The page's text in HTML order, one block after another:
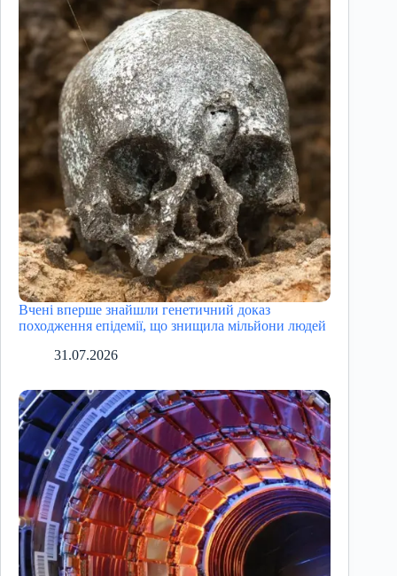
Вчені вперше знайшли генетичний доказ
походження епідемії, що знищила мільйони людей
31.07.2026